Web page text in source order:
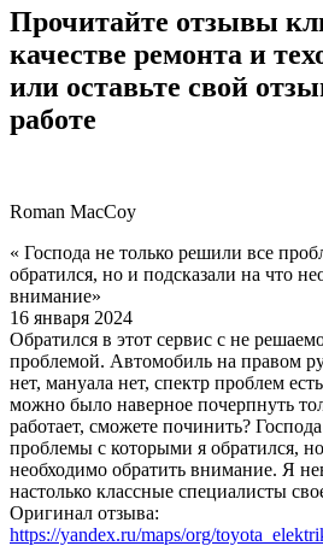
Прочитайте отзывы
качестве ремонта и
или оставьте свой
работе
Roman MacCoy
« Господа не только решили все
обратился, но и подсказали на что
внимание»
16 января 2024
Обратился в этот сервис с не
проблемой. Автомобиль на правом
нет, мануала нет, спектр проблем
можно было наверное почерпнуть
работает, сможете починить?
проблемы с которыми я обратился,
необходимо обратить внимание. Я
настолько классные специалисты
Оригинал отзыва:
https://yandex.ru/maps/org/